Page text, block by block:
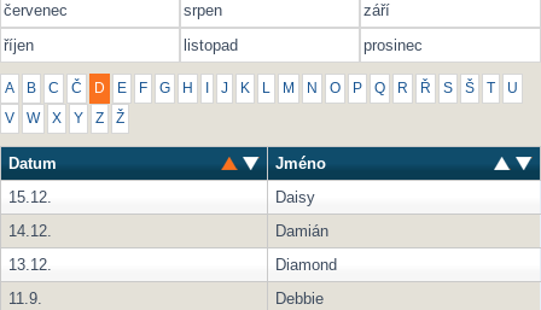
červenec
srpen
září
říjen
listopad prosinec
A B C Č D E F G H J K L M N O P Q R Ř S Š U
V W X Y Z Ž
Datum
Jméno
15.12.
Daisy
14.12.
Damián
13.12.
Diamond
11.9.
Debbie